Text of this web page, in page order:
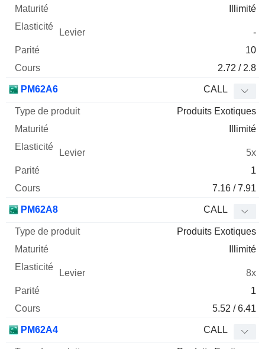
Illimité
-
10
2.72 / 2.8
PM62A6 CALL
Produits Exotiques
Illimité
5x
1
7.16 / 7.91
PM62A8 CALL
Produits Exotiques
Illimité
8x
1
5.52 / 6.41
PM62A4 CALL